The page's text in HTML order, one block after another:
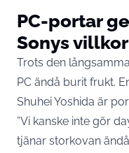
PC-portar
Sonys villkor
Trots den
PC ändå burit frukt.
Shuhei Yoshida är
”Vi kanske inte gör
tjänar storkovan